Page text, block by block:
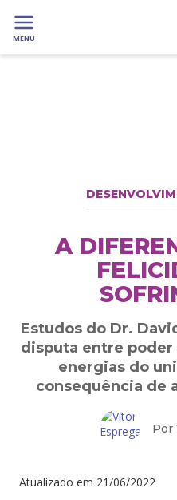
MENU
A
Estudos do Dr.
disputa entre
energias do
consequência de
Por
Atualizado em 21/06/2022